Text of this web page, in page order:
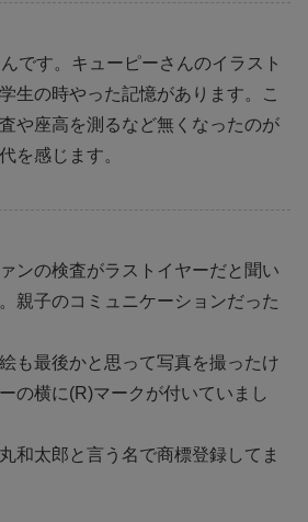
です。キューピーさんのイラスト
生の時やった記憶があります。こ
や座高を測るなど無くなったのが
を感じます。
ンの検査がラストイヤーだと聞い
親子のコミュニケーションだった
も最後かと思って写真を撮ったけ
の横に(R)マークが付いていまし
和太郎と言う名で商標登録してま